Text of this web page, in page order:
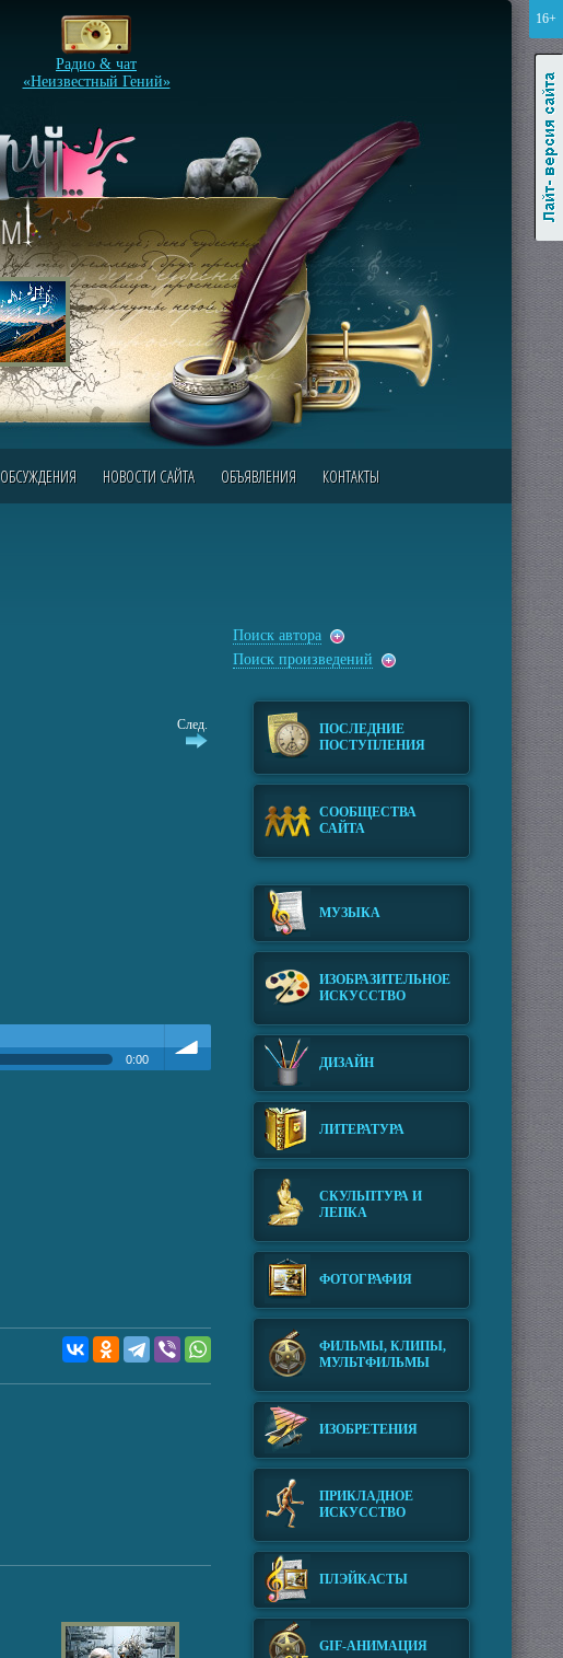
16+
Радио & чат
«Неизвестный Гений»
ОБСУЖДЕНИЯ НОВОСТИ САЙТА ОБЪЯВЛЕНИЯ КОНТАКТЫ
След.
0:00
Поиск автора
Поиск произведений
ПОСЛЕДНИЕ
ПОСТУПЛЕНИЯ
СООБЩЕСТВА
САЙТА
МУЗЫКА
ИЗОБРАЗИТЕЛЬНОЕ
ИСКУССТВО
ДИЗАЙН
ЛИТЕРАТУРА
СКУЛЬПТУРА И
ЛЕПКА
ФОТОГРАФИЯ
ФИЛЬМЫ, КЛИПЫ,
МУЛЬТФИЛЬМЫ
ИЗОБРЕТЕНИЯ
ПРИКЛАДНОЕ
ИСКУССТВО
ПЛЭЙКАСТЫ
GIF-АНИМАЦИЯ